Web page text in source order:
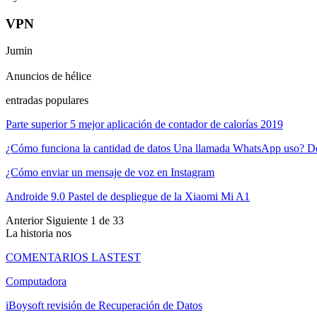
VPN
Jumin
Anuncios de hélice
entradas populares
Parte superior 5 mejor aplicación de contador de calorías 2019
¿Cómo funciona la cantidad de datos Una llamada WhatsApp uso?
¿Cómo enviar un mensaje de voz en Instagram
Androide 9.0 Pastel de despliegue de la Xiaomi Mi A1
Anterior Siguiente 1 de 33
La historia nos
COMENTARIOS LASTEST
Computadora
iBoysoft revisión de Recuperación de Datos